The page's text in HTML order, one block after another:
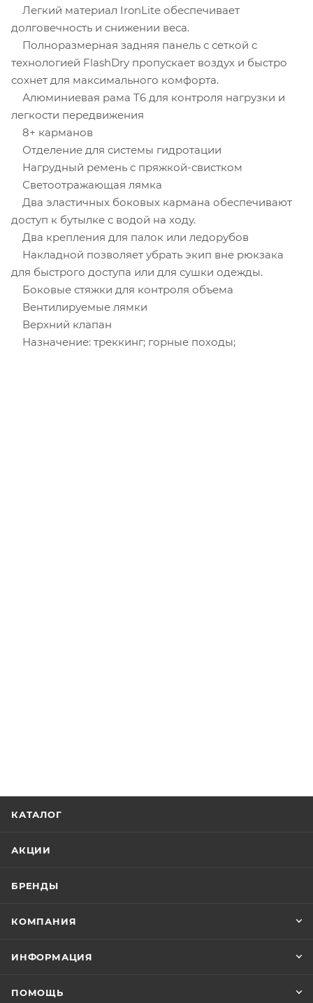
Легкий материал IronLite обеспечивает
долговечность и снижении веса.
Полноразмерная задняя панель с сеткой с
технологией FlashDry пропускает воздух и быстро
сохнет для максимального комфорта.
Алюминиевая рама T6 для контроля нагрузки и
легкости передвижения
8+ карманов
Отделение для системы гидротации
Нагрудный ремень с пряжкой-свистком
Светоотражающая лямка
Два эластичных боковых кармана обеспечивают
доступ к бутылке с водой на ходу.
Два крепления для палок или ледорубов
Накладной позволяет убрать экип вне рюкзака
для быстрого доступа или для сушки одежды.
Боковые стяжки для контроля объема
Вентилируемые лямки
Верхний клапан
Назначение: треккинг; горные походы;
КАТАЛОГ
АКЦИИ
БРЕНДЫ
КОМПАНИЯ
ИНФОРМАЦИЯ
ПОМОЩЬ